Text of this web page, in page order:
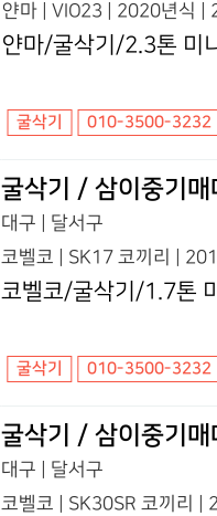
얀마 | VIO23 | 2020년식 |
얀마/굴삭기/2.3톤 미
굴삭기 010-3500-3232
굴삭기 / 삼이중기매
대구 | 달서구
코벨코 | SK17 코끼리 |
코벨코/굴삭기/1.7톤
굴삭기 010-3500-3232
굴삭기 / 삼이중기매
대구 | 달서구
코벨코 | SK30SR 코끼리 |